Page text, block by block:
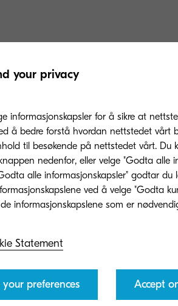
your privacy
informasjonskapsler for å sikre at
å bedre forstå hvordan nettstedet vårt
til besøkende på nettstedet vårt. Du
nedenfor, eller velge "Godta alle
alle informasjonskapsler" godtar
ved å velge "Godta
Statement
preferences Accept